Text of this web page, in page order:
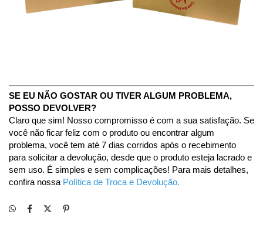
SE EU NÃO GOSTAR OU TIVER ALGUM PROBLEMA,
POSSO DEVOLVER?
Claro que sim! Nosso compromisso é com a sua satisfação. Se
você não ficar feliz com o produto ou encontrar algum
problema, você tem até 7 dias corridos após o recebimento
para solicitar a devolução, desde que o produto esteja lacrado e
sem uso. É simples e sem complicações! Para mais detalhes,
confira nossa Política de Troca e Devolução.